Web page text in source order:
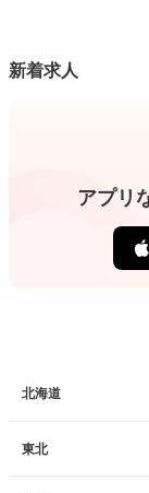
新着求人
アプリ
北海道
東北